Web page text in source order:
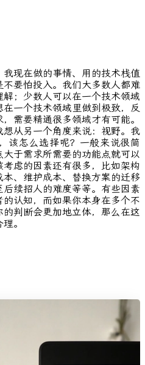
现在做的事情、用的技术栈值
要怕投入。我们大多数人都难
；少数人可以在一个技术领域
一个技术领域里做到极致，反
需要精通很多领域才有可能。
从另一个角度来说：视野。我
该怎么选择呢？一般来说很简
于需求所需要的功能点就可以
虑的因素还有很多，比如架构
、维护成本、替换方案的迁移
续招人的难度等等。有些因素
认知，而如果你本身在多个不
判断会更加地立体，那么在这
。